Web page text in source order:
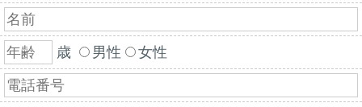
歳 男性 女性